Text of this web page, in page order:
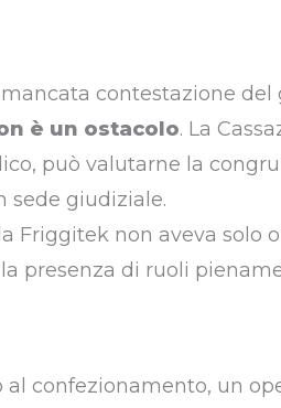
contestazione del
è un ostacolo. La
può valutarne la
sede giudiziale.
Friggitek non aveva solo
presenza di ruoli
confezionamento, un